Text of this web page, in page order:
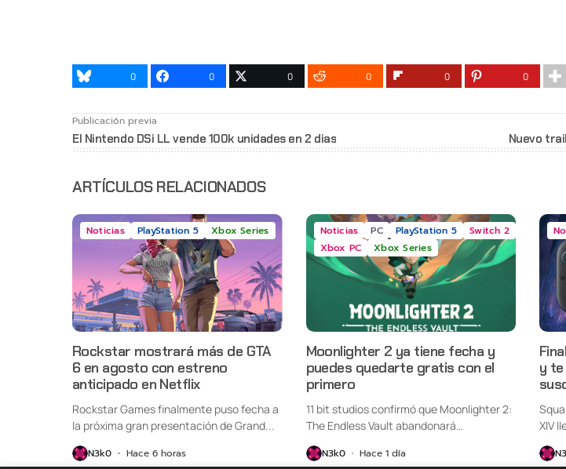
0 0 0 0 0 0
Publicación previa
El Nintendo DSi LL vende 100k unidades en 2 dias Nuevo
ARTÍCULOS RELACIONADOS
Noticias PlayStation 5 Xbox Series
Rockstar mostrará más de GTA
6 en agosto con estreno
anticipado en Netflix
Rockstar Games finalmente puso fecha a
la próxima gran presentación de Grand...
N3k0 Hace 6 horas
Noticias PC PlayStation 5
Switch 2
Xbox PC
Xbox Series
Moonlighter 2 ya tiene fecha y
puedes quedarte gratis con el
primero
11 bit studios confirmó que Moonlighter 2:
The Endless Vault abandonará
oficialmente...
N3k0 Hace 1 día
y
XIV